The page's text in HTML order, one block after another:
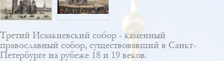
Третий Исаакиевский собор - каменный
православный собор, существовавший в Санкт-
Петербурге на рубеже 18 и 19 веков.